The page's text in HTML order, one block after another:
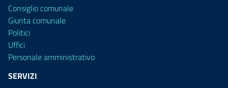
Consiglio comunale
Giunta comunale
Politici
Uffici
Personale amministrativo
SERVIZI